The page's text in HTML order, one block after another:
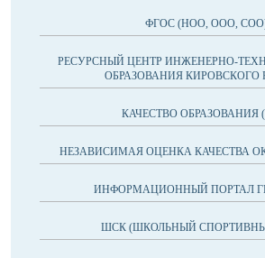
ФГОС (НОО, ООО,
РЕСУРСНЫЙ ЦЕНТР ИНЖЕНЕРНО-
ОБРАЗОВАНИЯ КИРОВСКОГО
КАЧЕСТВО ОБРАЗОВАНИЯ
НЕЗАВИСИМАЯ ОЦЕНКА КАЧЕСТВА
ИНФОРМАЦИОННЫЙ ПОРТАЛ
ШСК (ШКОЛЬНЫЙ